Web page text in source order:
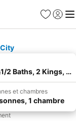
Favoris
Se
2 Baths, 2 Kings,
et chambres
1 chambre